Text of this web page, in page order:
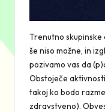
Trenutno
še niso možne, in
pozivamo vas da
Obstoječe
takoj ko bodo
zdravstveno).